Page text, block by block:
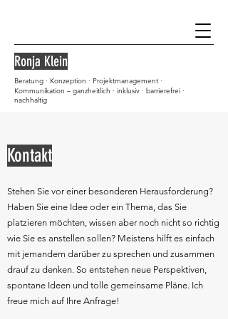
Ronja Klein
Beratung ∙ Konzeption ∙ Projektmanagement ∙
Kommunikation – ganzheitlich ∙ inklusiv ∙ barrierefrei ∙
nachhaltig
Kontakt
Stehen Sie vor einer besonderen Herausforderung?
Haben Sie eine Idee oder ein Thema, das Sie
platzieren möchten, wissen aber noch nicht so richtig
wie Sie es anstellen sollen? Meistens hilft es einfach
mit jemandem darüber zu sprechen und zusammen
drauf zu denken. So entstehen neue Perspektiven,
spontane Ideen und tolle gemeinsame Pläne. Ich
freue mich auf Ihre Anfrage!